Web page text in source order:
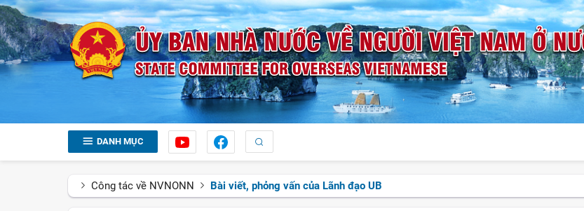
DANH MỤC
Công tác về NVNONN Bài viết, phỏng vấn của Lãnh đạo UB